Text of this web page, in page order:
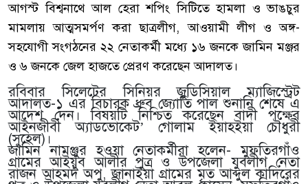
আগস্ট বিশ্বনাথে আল হেরা শপিং সিটিতে হামলা ও ভাঙচুর
মামলায় আত্মসমর্পণ করা ছাত্রলীগ, আওয়ামী লীগ ও অঙ্গ-
সহযোগী সংগঠনের ২২ নেতাকর্মী মধ্যে ১৬ জনকে জামিন মঞ্জর
ও ৬ জনকে জেল হাজতে প্রেরণ করেছেন আদালত।
রবিবার সিলেটের সিনিয়র জুডিসিয়াল ম্যাজিস্ট্রেট
আদালত-১ এর বিচারক ধ্রুব জ্যোতি পাল শুনানি শেষে এ
আদেশ দেন। বিষয়টি নিশ্চিত করেছেন বাদী পক্ষের
আইনজীবী অ্যাডভোকেট’ গোলাম ইয়াহইয়া চৌধুরী
(সুহেল)।
জামিন নামঞ্জুর হওয়া নেতাকর্মীরা হলেন- মুফতিরগাঁও
গ্রামের আইয়ুব আলীর পুত্র ও উপজেলা যুবলীগ নেতা
রাজন আহমদ অপু, জানাইয়া গ্রামের মৃত আব্দুল কাদিরের